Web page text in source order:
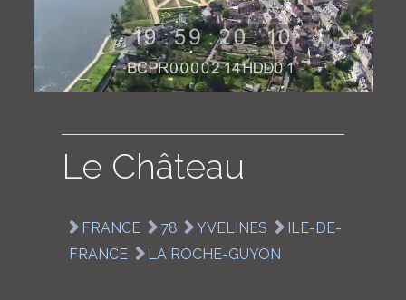
COLLECTIONS
Le Château
FRANCE 78 YVELINES
ILE-DE-
FRANCE
LA ROCHE-GUYON